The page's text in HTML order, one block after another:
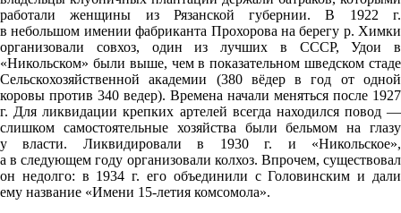
работали женщины из Рязанской губернии. В 1922 г.
в небольшом имении фабриканта Прохорова на берегу р. Химки
организовали совхоз, один из лучших в СССР, Удои в
«Никольском» были выше, чем в показательном шведском стаде
Сельскохозяйственной академии (380 вёдер в год от одной
коровы против 340 ведер). Времена начали меняться после 1927
г. Для ликвидации крепких артелей всегда находился повод —
слишком самостоятельные хозяйства были бельмом на глазу
у власти. Ликвидировали в 1930 г. и «Никольское»,
а в следующем году организовали колхоз. Впрочем, существовал
он недолго: в 1934 г. его объединили с Головинским и дали
ему название «Имени 15-летия комсомола».